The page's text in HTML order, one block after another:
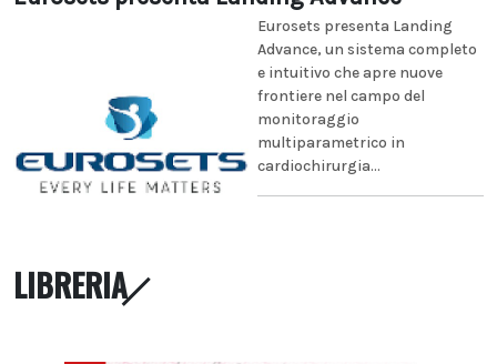
Eurosets presenta Landing
Advance, un sistema completo
e intuitivo che apre nuove
frontiere nel campo del
monitoraggio
multiparametrico in
cardiochirurgia...
LIBRERIA